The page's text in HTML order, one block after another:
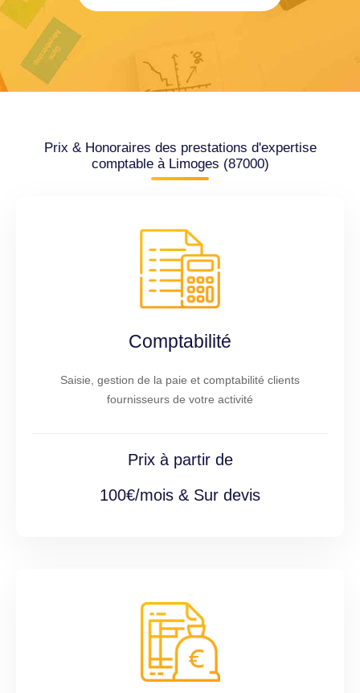
Prix & Honoraires des prestations d'expertise
comptable à Limoges (87000)
Comptabilité
Saisie, gestion de la paie et comptabilité clients
fournisseurs de votre activité
Prix à partir de
100€/mois & Sur devis